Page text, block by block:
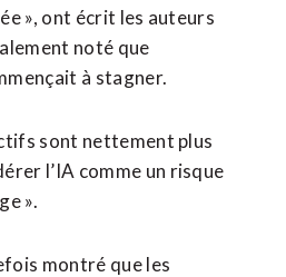
», ont écrit les auteurs
noté que
à stagner.
sont nettement plus
l’IA comme un risque
».
montré que les